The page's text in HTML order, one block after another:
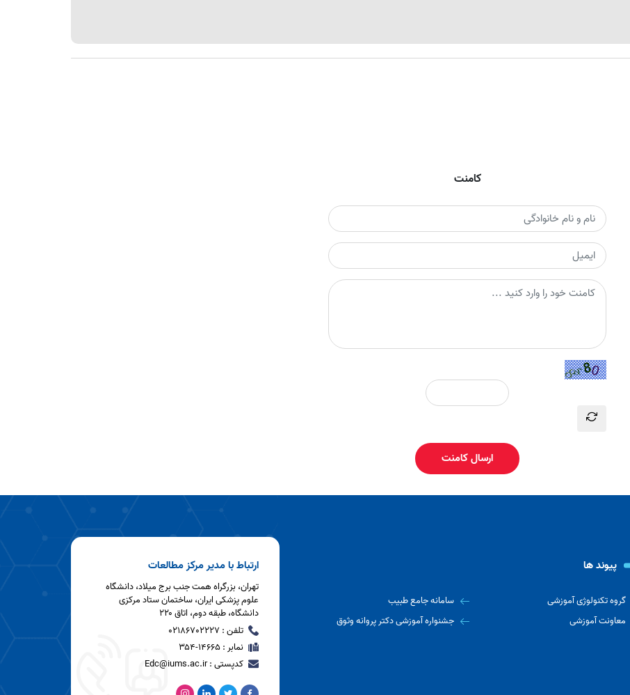
کامنت
ارسال کامنت
پیوند ها
گروه تکنولوژی آموزشی
سامانه جامع طبیب
معاونت آموزشی
جشنواره آموزشی دکتر پروانه وثوق
ارتباط با مدیر مرکز مطالعات
تهران، بزرگراه همت جنب برج میلاد، دانشگاه
علوم پزشکی ایران، ساختمان ستاد مرکزی
دانشگاه، طبقه دوم، اتاق ۲۲۰
تلفن : 02186702227
نمابر : ۱۴۶۶۵-۳۵۴
کدپستی : Edc@iums.ac.ir